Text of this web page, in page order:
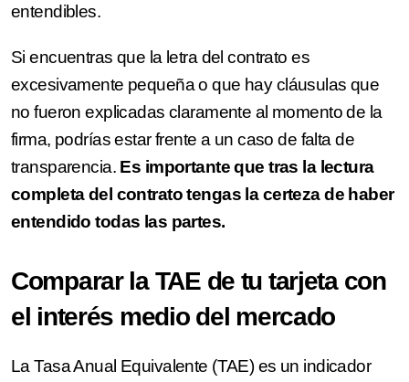
entendibles.
Si encuentras que la letra del contrato es
excesivamente pequeña o que hay cláusulas que
no fueron explicadas claramente al momento de la
firma, podrías estar frente a un caso de falta de
transparencia. Es importante que tras la lectura
completa del contrato tengas la certeza de haber
entendido todas las partes.
Comparar la TAE de tu tarjeta con
el interés medio del mercado
La Tasa Anual Equivalente (TAE) es un indicador